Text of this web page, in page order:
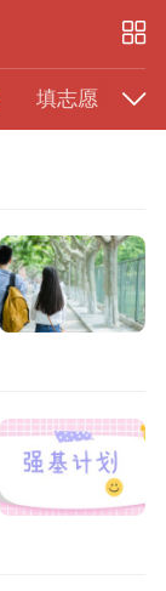
填志愿